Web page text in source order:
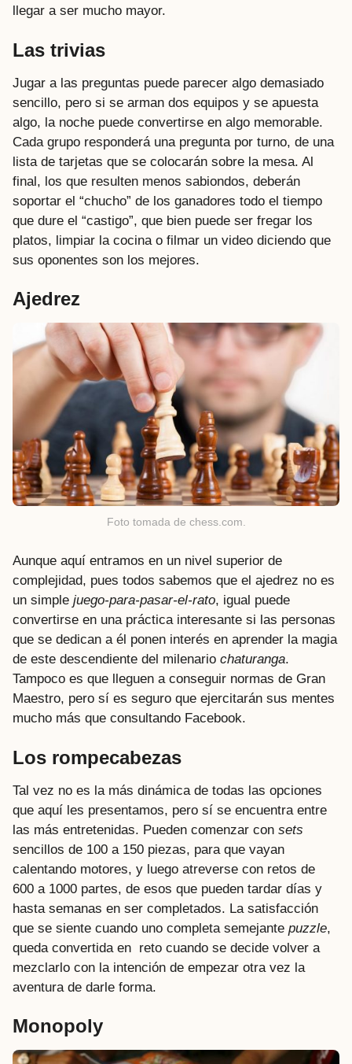
llegar a ser mucho mayor.
Las trivias
Jugar a las preguntas puede parecer algo demasiado
sencillo, pero si se arman dos equipos y se apuesta
algo, la noche puede convertirse en algo memorable.
Cada grupo responderá una pregunta por turno, de una
lista de tarjetas que se colocarán sobre la mesa. Al
final, los que resulten menos sabiondos, deberán
soportar el “chucho” de los ganadores todo el tiempo
que dure el “castigo”, que bien puede ser fregar los
platos, limpiar la cocina o filmar un video diciendo que
sus oponentes son los mejores.
Ajedrez
Foto tomada de chess.com.
Aunque aquí entramos en un nivel superior de
complejidad, pues todos sabemos que el ajedrez no es
un simple juego-para-pasar-el-rato, igual puede
convertirse en una práctica interesante si las personas
que se dedican a él ponen interés en aprender la magia
de este descendiente del milenario chaturanga.
Tampoco es que lleguen a conseguir normas de Gran
Maestro, pero sí es seguro que ejercitarán sus mentes
mucho más que consultando Facebook.
Los rompecabezas
Tal vez no es la más dinámica de todas las opciones
que aquí les presentamos, pero sí se encuentra entre
las más entretenidas. Pueden comenzar con sets
sencillos de 100 a 150 piezas, para que vayan
calentando motores, y luego atreverse con retos de
600 a 1000 partes, de esos que pueden tardar días y
hasta semanas en ser completados. La satisfacción
que se siente cuando uno completa semejante puzzle,
queda convertida en reto cuando se decide volver a
mezclarlo con la intención de empezar otra vez la
aventura de darle forma.
Monopoly